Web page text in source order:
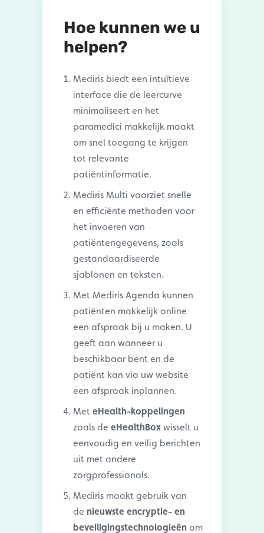
Hoe kunnen we u
helpen?
Mediris biedt een intuïtieve
interface die de leercurve
minimaliseert en het
paramedici makkelijk maakt
om snel toegang te krijgen
tot relevante
patiëntinformatie.
Mediris Multi voorziet snelle
en efficiënte methoden voor
het invoeren van
patiëntengegevens, zoals
gestandaardiseerde
sjablonen en teksten.
Met Mediris Agenda kunnen
patiënten makkelijk online
een afspraak bij u maken. U
geeft aan wanneer u
beschikbaar bent en de
patiënt kan via uw website
een afspraak inplannen.
Met eHealth-koppelingen
zoals de eHealthBox wisselt u
eenvoudig en veilig berichten
uit met andere
zorgprofessionals.
Mediris maakt gebruik van
de nieuwste encryptie- en
beveiligingstechnologieën om